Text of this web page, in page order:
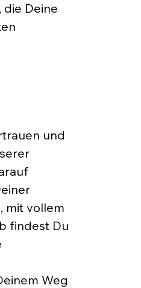
Deine
und
mit vollem
findest Du
Weg